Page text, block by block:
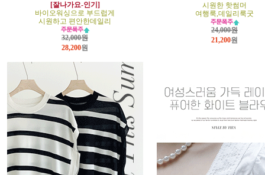
[잘나가요-인기]
바이오워싱으로 부드럽게
시원하고 편안한데일리
32,000원
28,200원
시원한 핫썸머
여행룩,데일리룩굿
24,000원
21,200원